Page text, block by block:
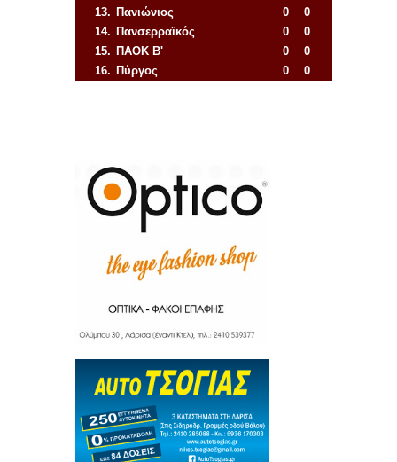
13. Πανιώνιος 0
0
14. Πανσερραϊκός 0
0
15. ΠΑΟΚ Β' 0
0
16. Πύργος 0
0